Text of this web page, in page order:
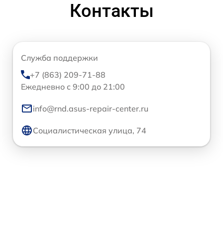
Контакты
Служба поддержки
+7 (863) 209-71-88
Ежедневно с 9:00 до 21:00
info@rnd.asus-repair-center.ru
Социалистическая улица, 74